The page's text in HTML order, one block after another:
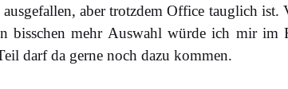
ausgefallen, aber trotzdem Office tauglich ist.
bisschen mehr Auswahl würde ich mir im
darf da gerne noch dazu kommen.